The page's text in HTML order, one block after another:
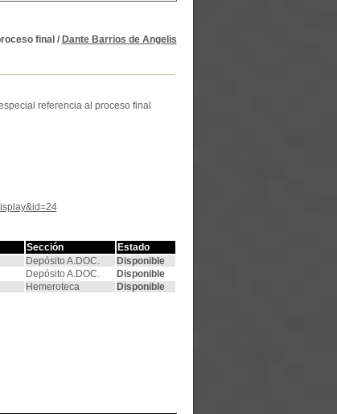
final / Dante Barrios de Angelis
referencia al proceso final
Sección
Estado
Depósito A.DOC.
Disponible
Depósito A.DOC.
Disponible
Hemeroteca Disponible